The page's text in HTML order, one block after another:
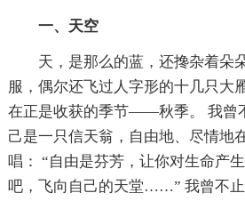
一、天空
天，是那么的蓝，还搀杂着朵
服，偶尔还飞过人字形的十几只大
在正是收获的季节——秋季。 我曾
己是一只信天翁，自由地、尽情地
唱： “自由是芬芳，让你对生命产
吧，飞向自己的天堂……” 我曾不